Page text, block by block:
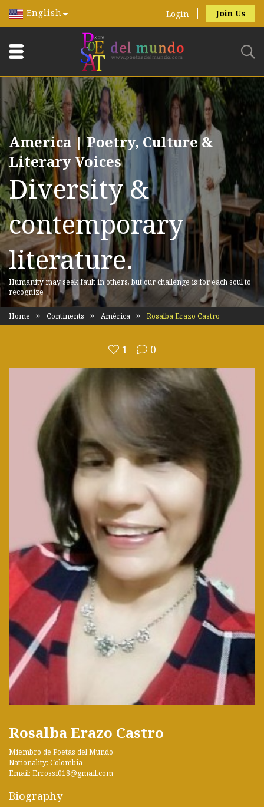
English Login Join Us
America | Poetry, Culture &
Literary Voices
Diversity &
contemporary
literature.
Humanity may seek fault in others, but our challenge is for each soul to
recognize
Home Continents América Rosalba Erazo Castro
1 0
Rosalba Erazo Castro
Miembro de Poetas del Mundo
Nationality: Colombia
Email: Errossi018@gmail.com
Biography